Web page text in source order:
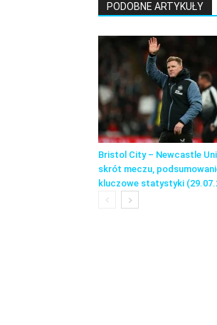
PODOBNE ARTYKUŁY
Bristol City – Newcastle
skrót meczu,
kluczowe statystyki